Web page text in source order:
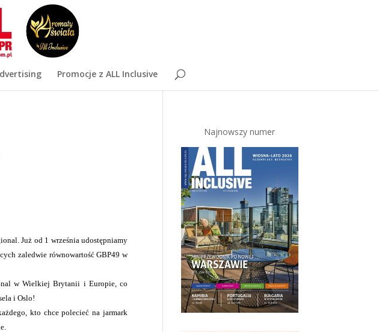
Promocje z ALL Inclusive
Już od 1 września udostępniamy
zaledwie równowartość GBP49 w
w Wielkiej Brytanii i Europie, co
i Oslo!
kto chce polecieć na jarmark
Najnowszy numer